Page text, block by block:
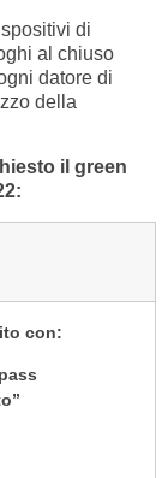
di
al chiuso
datore di
della
il green
con: